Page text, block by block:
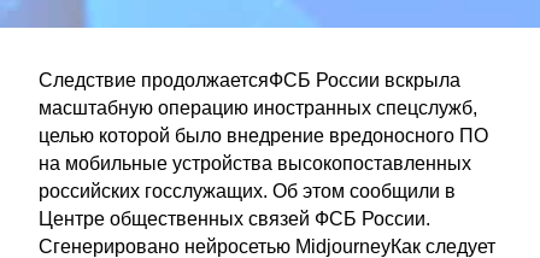
Следствие продолжаетсяФСБ России вскрыла
масштабную операцию иностранных спецслужб,
целью которой было внедрение вредоносного ПО
на мобильные устройства высокопоставленных
российских госслужащих. Об этом сообщили в
Центре общественных связей ФСБ России.
Сгенерировано нейросетью MidjourneyКак следует